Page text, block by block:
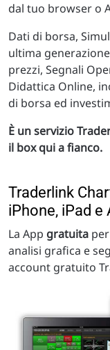
dal tuo browser o
Dati di borsa,
ultima
prezzi, Segnali
Didattica Online,
di borsa ed
È un servizio
il box qui a fianco.
Traderlink
iPhone, iPad e
La App gratuita
analisi grafica e
account gratuito